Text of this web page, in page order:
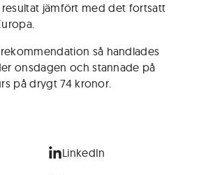
jämfört med det fortsatt
så handlades
onsdagen och stannade på
på drygt 74 kronor.
LinkedIn